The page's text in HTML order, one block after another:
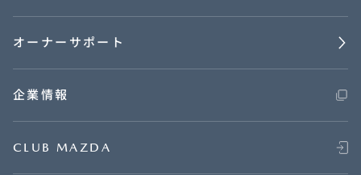
オーナーサポート
企業情報
CLUB MAZDA